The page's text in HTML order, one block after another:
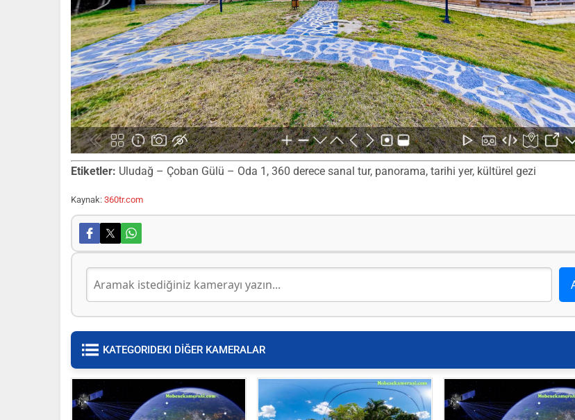
Etiketler: Uludağ – Çoban Gülü – Oda 1, 360 derece sanal tur, panorama, tarihi yer, kültürel gezi
Kaynak: 360tr.com
KATEGORIDEKI DİĞER KAMERALAR